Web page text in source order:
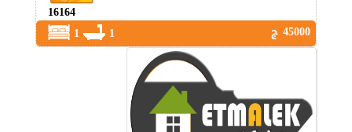
16164
45000 ج
1